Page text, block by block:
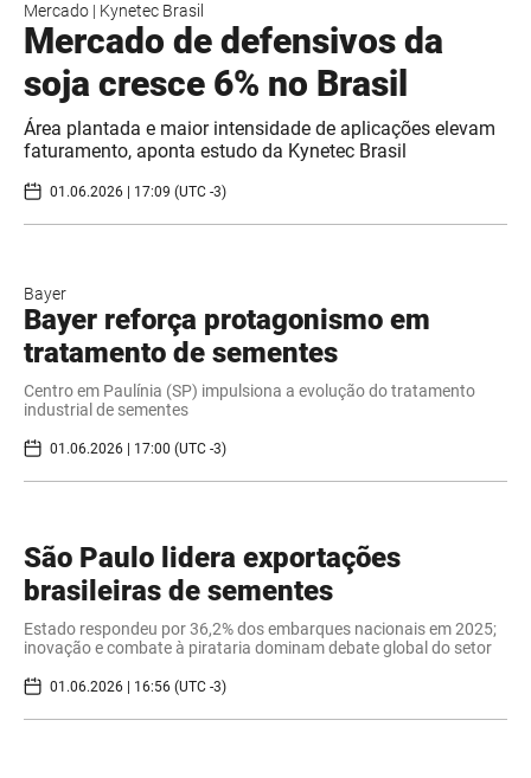
Mercado | Kynetec Brasil
Mercado de defensivos da
soja cresce 6% no Brasil
Área plantada e maior intensidade de aplicações elevam
faturamento, aponta estudo da Kynetec Brasil
01.06.2026 | 17:09 (UTC -3)
Bayer
Bayer reforça protagonismo em
tratamento de sementes
Centro em Paulínia (SP) impulsiona a evolução do tratamento
industrial de sementes
01.06.2026 | 17:00 (UTC -3)
São Paulo lidera exportações
brasileiras de sementes
Estado respondeu por 36,2% dos embarques nacionais em 2025;
inovação e combate à pirataria dominam debate global do setor
01.06.2026 | 16:56 (UTC -3)